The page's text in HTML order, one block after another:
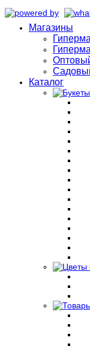
Магазины
Каталог